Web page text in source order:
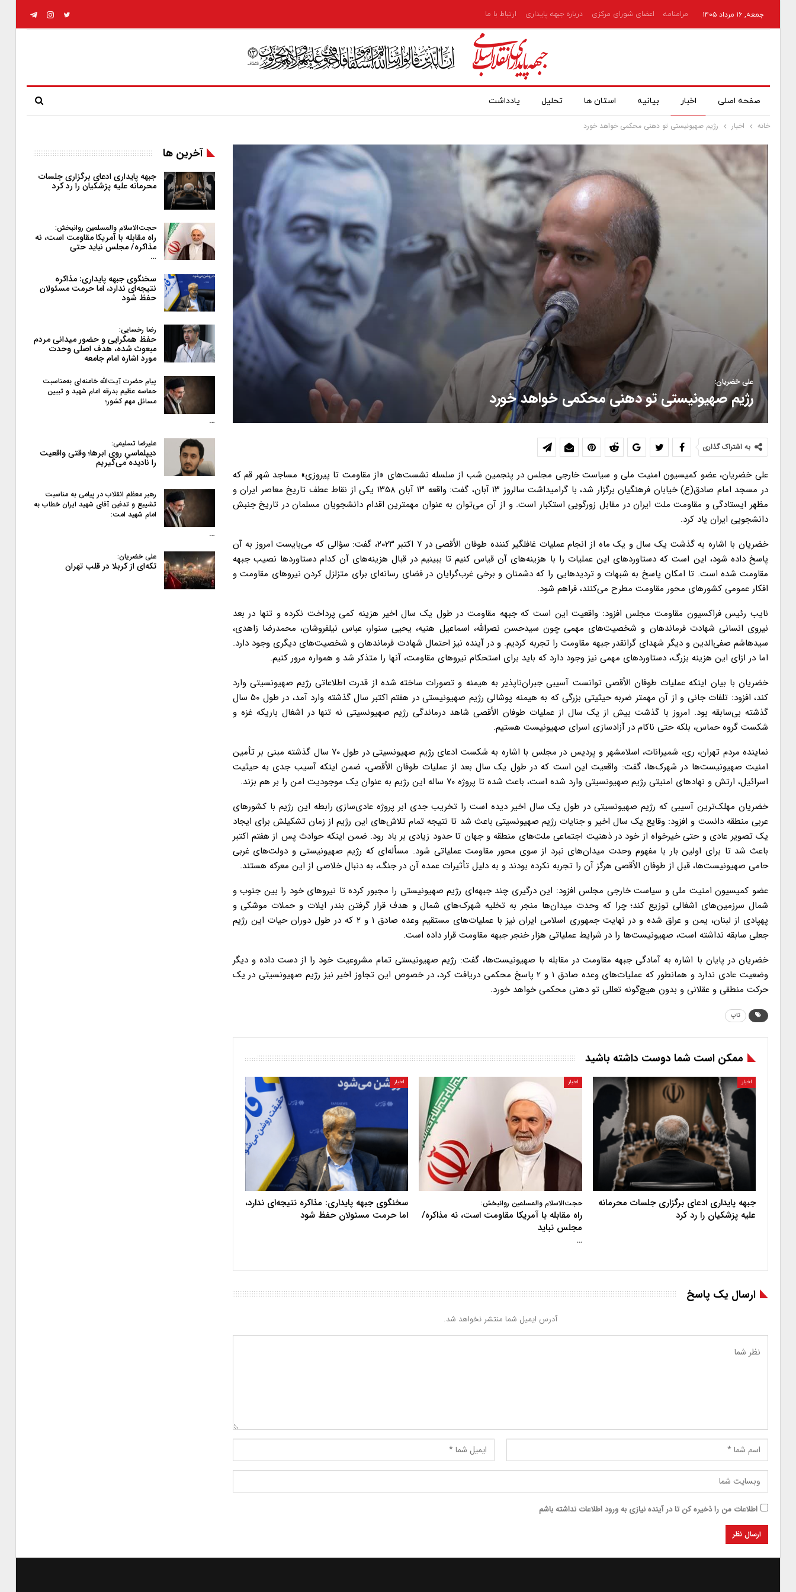
جمعه, ۱۶ مرداد ۱۴۰۵ مرامنامه اعضای شورای مرکزی درباره جبهه پایداری ارتباط با ما
صفحه اصلی اخبار بیانیه استان ها تحلیل یادداشت
خانه اخبار رژیم صهیونیستی تو دهنی محکمی خواهد خورد
علی خضریان:
رژیم صهیونیستی تو دهنی محکمی خواهد خورد
به اشتراک گذاری
علی خضریان، عضو کمیسیون امنیت ملی و سیاست خارجی مجلس در پنجمین شب از سلسله نشست‌های «از مقاومت تا پیروزی» مساجد شهر قم که
در مسجد امام صادق(ع) خیابان فرهنگیان برگزار شد، با گرامیداشت سالروز ۱۳ آبان، گفت: واقعه ۱۳ آبان ۱۳۵۸ یکی از نقاط عطف تاریخ معاصر ایران و
مظهر ایستادگی و مقاومت ملت ایران در مقابل زورگویی استکبار است. و از آن می‌توان به عنوان مهمترین اقدام دانشجویان مسلمان در تاریخ جنبش
دانشجویی ایران یاد کرد.
خضریان با اشاره به گذشت یک سال و یک ماه از انجام عملیات غافلگیر کننده طوفان الأقصی در ۷ اکتبر ۲۰۲۳، گفت: سؤالی که می‌بایست امروز به آن
پاسخ داده شود، این است که دستاوردهای این عملیات را با هزینه‌های آن قیاس کنیم تا ببینیم در قبال هزینه‌های آن کدام دستاوردها نصیب جبهه
مقاومت شده است. تا امکان پاسخ به شبهات و تردیدهایی را که دشمنان و برخی غرب‌گرایان در فضای رسانه‌ای برای متزلزل کردن نیروهای مقاومت و
افکار عمومی کشورهای محور مقاومت مطرح می‌کنند، فراهم شود.
نایب رئیس فراکسیون مقاومت مجلس افزود: واقعیت این است که جبهه مقاومت در طول یک سال اخیر هزینه کمی پرداخت نکرده و تنها در بعد
نیروی انسانی شهادت فرماندهان و شخصیت‌های مهمی چون سیدحسن نصرالله، اسماعیل هنیه، یحیی سنوار، عباس نیلفروشان، محمدرضا زاهدی،
سیدهاشم صفی‌الدین و دیگر شهدای گرانقدر جبهه مقاومت را تجربه کردیم. و در آینده نیز احتمال شهادت فرماندهان و شخصیت‌های دیگری وجود دارد.
اما در ازای این هزینه بزرگ، دستاوردهای مهمی نیز وجود دارد که باید برای استحکام نیروهای مقاومت، آنها را متذکر شد و همواره مرور کنیم.
خضریان با بیان اینکه عملیات طوفان الأقصی توانست آسیبی جبران‌ناپذیر به هیمنه و تصورات ساخته شده از قدرت اطلاعاتی رژیم صهیونسیتی وارد
کند، افزود: تلفات جانی و از آن مهمتر ضربه حیثیتی بزرگی که به هیمنه پوشالی رژیم صهیونیستی در هفتم اکتبر سال گذشته وارد آمد، در طول ۵۰ سال
گذشته بی‌سابقه بود. امروز با گذشت بیش از یک سال از عملیات طوفان الأقصی شاهد درماندگی رژیم صهیونسیتی نه تنها در اشغال باریکه غزه و
شکست گروه حماس، بلکه حتی ناکام در آزادسازی اسرای صهیونیست هستیم.
نماینده مردم تهران، ری، شمیرانات، اسلامشهر و پردیس در مجلس با اشاره به شکست ادعای رژیم صهیونسیتی در طول ۷۰ سال گذشته مبنی بر تأمین
امنیت صهیونیست‌ها در شهرک‌ها، گفت: واقعیت این است که در طول یک سال بعد از عملیات طوفان الأقصی، ضمن اینکه آسیب جدی به حیثیت
اسرائیل، ارتش و نهادهای امنیتی رژیم صهیونسیتی وارد شده است، باعث شده تا پروژه ۷۰ ساله این رژیم به عنوان یک موجودیت امن را بر هم بزند.
خضریان مهلک‌ترین آسیبی که رژیم صهیونسیتی در طول یک سال اخیر دیده است را تخریب جدی ابر پروژه عادی‌سازی رابطه این رژیم با کشورهای
عربی منطقه دانست و افزود: وقایع یک سال اخیر و جنایات رژیم صهیونسیتی باعث شد تا نتیجه تمام تلاش‌های این رژیم از زمان تشکیلش برای ایجاد
یک تصویر عادی و حتی خیرخواه از خود در ذهنیت اجتماعی ملت‌های منطقه و جهان تا حدود زیادی بر باد رود. ضمن اینکه حوادث پس از هفتم اکتبر
باعث شد تا برای اولین بار با مفهوم وحدت میدان‌های نبرد از سوی محور مقاومت عملیاتی شود. مسأله‌ای که رژیم صهیونیستی و دولت‌های غربی
حامی صهیونیست‌ها، قبل از طوفان الأقصی هرگز آن را تجربه نکرده بودند و به دلیل تأثیرات عمده آن در جنگ، به دنبال خلاصی از این معرکه هستند.
عضو کمیسیون امنیت ملی و سیاست خارجی مجلس افزود: این درگیری چند جبهه‌ای رژیم صهیونیستی را مجبور کرده تا نیروهای خود را بین جنوب و
شمال سرزمین‌های اشغالی توزیع کند؛ چرا که وحدت میدان‌ها منجر به تخلیه شهرک‌های شمال و هدف قرار گرفتن بندر ایلات و حملات موشکی و
پهپادی از لبنان، یمن و عراق شده و در نهایت جمهوری اسلامی ایران نیز با عملیات‌های مستقیم وعده صادق ۱ و ۲ که در طول دوران حیات این رژیم
جعلی سابقه نداشته است، صهیونیست‌ها را در شرایط عملیاتی هزار خنجر جبهه مقاومت قرار داده است.
خضریان در پایان با اشاره به آمادگی جبهه مقاومت در مقابله با صهیونیست‌ها، گفت: رژیم صهیونیستی تمام مشروعیت خود را از دست داده و دیگر
وضعیت عادی ندارد و همانطور که عملیات‌های وعده صادق ۱ و ۲ پاسخ محکمی دریافت کرد، در خصوص این تجاوز اخیر نیز رژیم صهیونسیتی در یک
حرکت منطقی و عقلانی و بدون هیچ‌گونه تعللی تو دهنی محکمی خواهد خورد.
تاپ
ممکن است شما دوست داشته باشید
اخبار
جبهه پایداری ادعای برگزاری جلسات محرمانه
علیه پزشکیان را رد کرد
اخبار
حجت‌الاسلام والمسلمین روانبخش:
راه مقابله با آمریکا مقاومت است، نه مذاکره/
مجلس نباید
…
اخبار
سخنگوی جبهه پایداری: مذاکره نتیجه‌ای ندارد،
اما حرمت مسئولان حفظ شود
ارسال یک پاسخ
آدرس ایمیل شما منتشر نخواهد شد.
اطلاعات من را ذخیره کن تا در آینده نیازی به ورود اطلاعات نداشته باشم
آخرین ها
جبهه پایداری ادعای برگزاری جلسات
محرمانه علیه پزشکیان را رد کرد
حجت‌الاسلام والمسلمین روانبخش:
راه مقابله با آمریکا مقاومت است، نه
مذاکره/ مجلس نباید حتی
…
سخنگوی جبهه پایداری: مذاکره
نتیجه‌ای ندارد، اما حرمت مسئولان
حفظ شود
رضا رخسایی:
حفظ همگرایی و حضور میدانی مردم
مبعوث شده، هدف اصلی وحدت
مورد اشاره امام جامعه
پیام حضرت آیت‌الله خامنه‌ای به‌مناسبت
حماسه عظیم بدرقه امام شهید و تبیین
مسائل مهم کشور؛
…
علیرضا تسلیمی:
دیپلماسیِ روی ابرها؛ وقتی واقعیت
را نادیده می‌گیریم
رهبر معظم انقلاب در پیامی به‌ مناسبت
تشییع و تدفین آقای شهید ایران خطاب به
امام شهید امت:
…
علی خضریان:
تکه‌ای از کربلا در قلب تهران